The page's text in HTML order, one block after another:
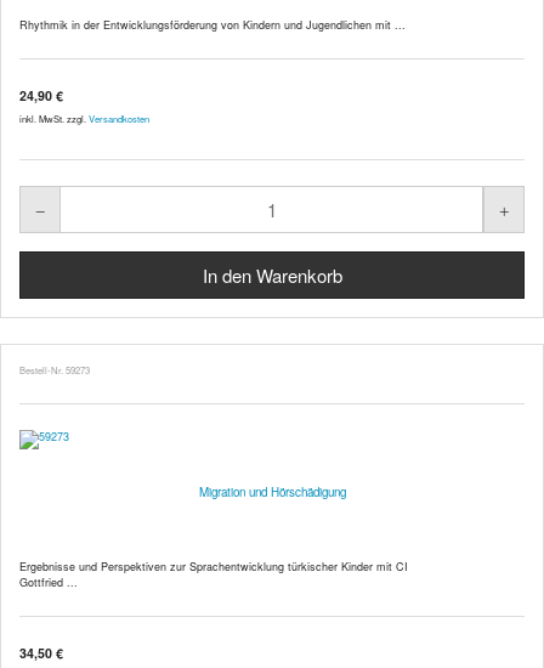
Rhythmik in der Entwicklungsförderung von Kindern und Jugendlichen mit ...
24,90 €
inkl. MwSt. zzgl. Versandkosten
Bestell-Nr. 59273
Migration und Hörschädigung
Ergebnisse und Perspektiven zur Sprachentwicklung türkischer Kinder mit CI
Gottfried ...
34,50 €